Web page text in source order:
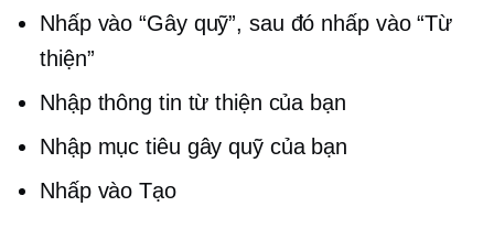
Nhấp vào “Gây quỹ”, sau đó nhấp vào “Từ
thiện”
Nhập thông tin từ thiện của bạn
Nhập mục tiêu gây quỹ của bạn
Nhấp vào Tạo